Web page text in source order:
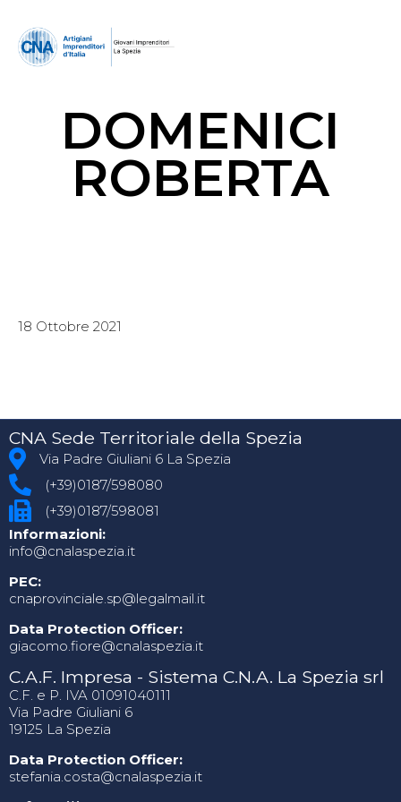
DOMENICI
ROBERTA
18 Ottobre 2021
CNA Sede Territoriale della Spezia
Via Padre Giuliani 6 La Spezia
(+39)0187/598080
(+39)0187/598081
Informazioni:
info@cnalaspezia.it
PEC:
cnaprovinciale.sp@legalmail.it
Data Protection Officer:
giacomo.fiore@cnalaspezia.it
C.A.F. Impresa - Sistema C.N.A. La Spezia srl
C.F. e P. IVA 01091040111
Via Padre Giuliani 6
19125 La Spezia
Data Protection Officer:
stefania.costa@cnalaspezia.it